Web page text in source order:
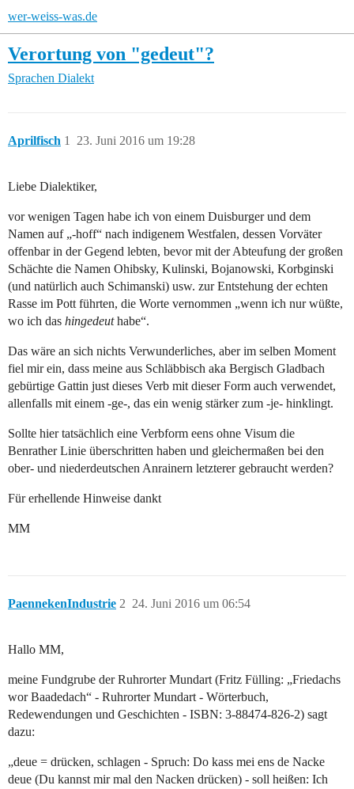
wer-weiss-was.de
Verortung von "gedeut"?
Sprachen Dialekt
Aprilfisch 23. Juni 2016 um 19:28
1
Liebe Dialektiker,
vor wenigen Tagen habe ich von einem Duisburger und dem
Namen auf „-hoff“ nach indigenem Westfalen, dessen Vorväter
offenbar in der Gegend lebten, bevor mit der Abteufung der großen
Schächte die Namen Ohibsky, Kulinski, Bojanowski, Korbginski
(und natürlich auch Schimanski) usw. zur Entstehung der echten
Rasse im Pott führten, die Worte vernommen „wenn ich nur wüßte,
wo ich das hingedeuthabe“.
Das wäre an sich nichts Verwunderliches, aber im selben Moment
fiel mir ein, dass meine aus Schläbbisch aka Bergisch Gladbach
gebürtige Gattin just dieses Verb mit dieser Form auch verwendet,
allenfalls mit einem -ge-, das ein wenig stärker zum -je- hinklingt.
Sollte hier tatsächlich eine Verbform eens ohne Visum die
Benrather Linie überschritten haben und gleichermaßen bei den
ober- und niederdeutschen Anrainern letzterer gebraucht werden?
Für erhellende Hinweise dankt
MM
PaennekenIndustrie 24. Juni 2016 um 06:54
2
Hallo MM,
meine Fundgrube der Ruhrorter Mundart (Fritz Fülling: „Friedachs
wor Baadedach“ - Ruhrorter Mundart - Wörterbuch,
Redewendungen und Geschichten - ISBN: 3-88474-826-2) sagt
dazu:
„deue = drücken, schlagen - Spruch: Do kass mei ens de Nacke
deue (Du kannst mir mal den Nacken drücken) - soll heißen: Ich